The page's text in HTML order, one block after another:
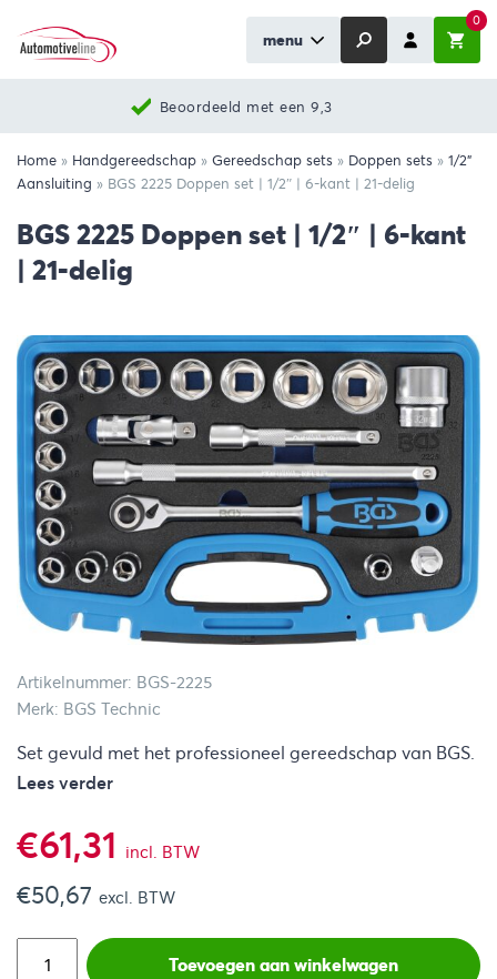
menu
0
Beoordeeld met een 9,3
Home » Handgereedschap » Gereedschap sets » Doppen sets » 1/2"
Aansluiting » BGS 2225 Doppen set | 1/2″ | 6-kant | 21-delig
BGS 2225 Doppen set | 1/2″ | 6-kant
| 21-delig
Artikelnummer: BGS-2225
Merk: BGS Technic
Set gevuld met het professioneel gereedschap van BGS.
Lees verder
€61,31 incl. BTW
€50,67 excl. BTW
Toevoegen aan winkelwagen